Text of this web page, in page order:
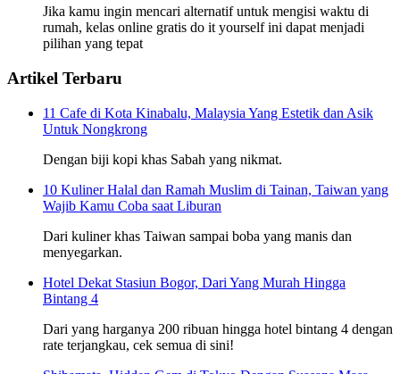
Jika kamu ingin mencari alternatif untuk mengisi waktu di
rumah, kelas online gratis do it yourself ini dapat menjadi
pilihan yang tepat
Artikel Terbaru
11 Cafe di Kota Kinabalu, Malaysia Yang Estetik dan Asik
Untuk Nongkrong
Dengan biji kopi khas Sabah yang nikmat.
10 Kuliner Halal dan Ramah Muslim di Tainan, Taiwan yang
Wajib Kamu Coba saat Liburan
Dari kuliner khas Taiwan sampai boba yang manis dan
menyegarkan.
Hotel Dekat Stasiun Bogor, Dari Yang Murah Hingga
Bintang 4
Dari yang harganya 200 ribuan hingga hotel bintang 4 dengan
rate terjangkau, cek semua di sini!